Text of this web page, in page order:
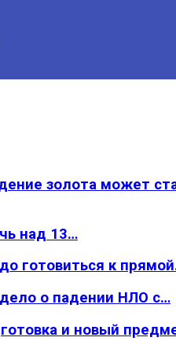
золота может
над 13…
готовиться к
о падении НЛО с…
и новый